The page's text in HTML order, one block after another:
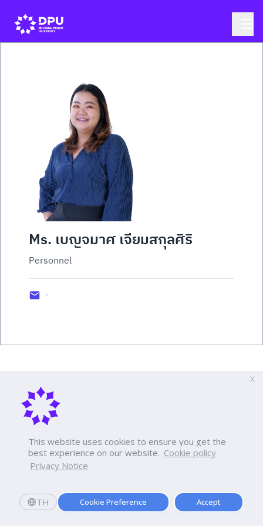
This website uses cookies to ensure you get the
best experience on our website. Cookie policy
Privacy Notice
TH Cookie Preference Accept
X
Ms. เบญจมาศ เจียมสกุลศิริ
Personnel
-